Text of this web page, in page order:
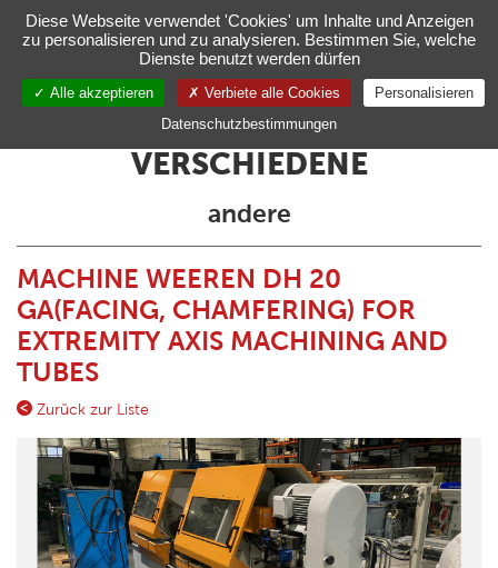
DE
VERSCHIEDENE
andere
MACHINE WEEREN DH 20
GA(FACING, CHAMFERING) FOR
EXTREMITY AXIS MACHINING AND
TUBES
Zurück zur Liste
Verwaltung Ihrer Cookie-Einstellungen
Diese Webseite verwendet 'Cookies' um Inhalte und Anzeigen
zu personalisieren und zu analysieren. Bestimmen Sie, welche
Dienste benutzt werden dürfen
Alle akzeptieren Verbiete alle Cookies
Personalisieren
Datenschutzbestimmungen